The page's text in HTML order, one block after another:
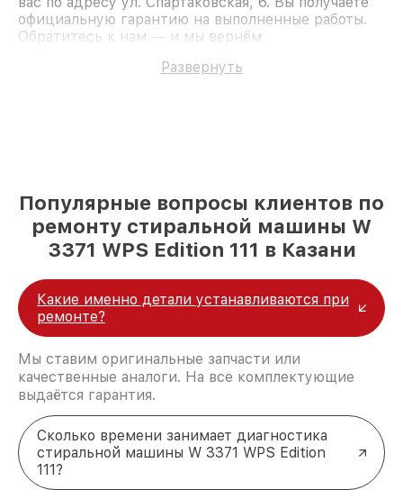
официальную гарантию на выполненные работы.
Обратитесь к нам — и мы вернём
Развернуть
Популярные вопросы клиентов по
ремонту стиральной машины W
3371 WPS Edition 111 в Казани
Какие именно детали устанавливаются при
ремонте?
Мы ставим оригинальные запчасти или
качественные аналоги. На все комплектующие
выдаётся гарантия.
Сколько времени занимает диагностика
стиральной машины W 3371 WPS Edition
111?